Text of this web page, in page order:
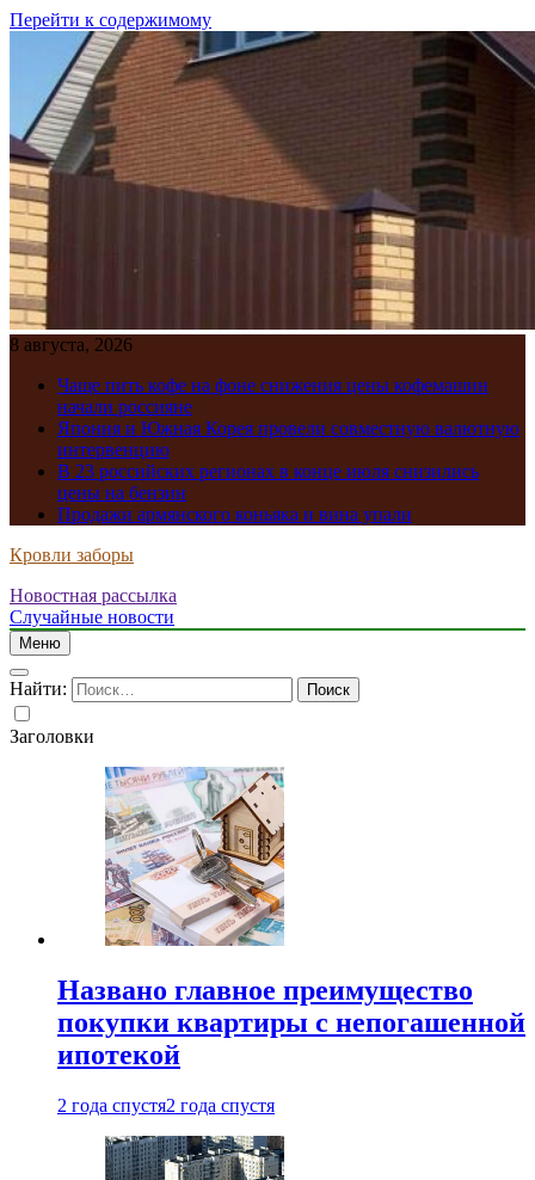
Перейти к содержимому
8 августа, 2026
Чаще пить кофе на фоне снижения цены кофемашин
начали россияне
Япония и Южная Корея провели совместную валютную
интервенцию
В 23 российских регионах в конце июля снизились
цены на бензин
Продажи армянского коньяка и вина упали
Кровли заборы
Новостная рассылка
Случайные новости
Меню
Найти:
Заголовки
Названо главное преимущество
покупки квартиры с непогашенной
ипотекой
2 года спустя2 года спустя